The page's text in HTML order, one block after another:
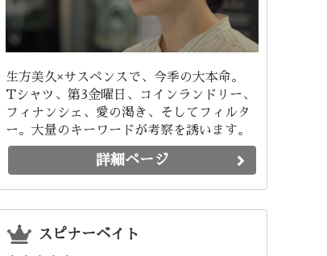
生方美久×サスペンスで、今季の大本命。
Tシャツ、第3金曜日、コインランドリー、
フィナンシェ、愛の渇き、そしてフィルタ
ー。大量のキーワードが考察を誘います。
詳細ページ
スピナーベイト